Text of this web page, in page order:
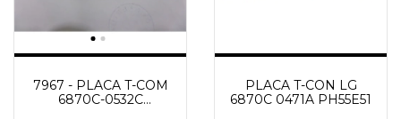
7967 - PLACA T-COM
6870C-0532C
PLACA T-CON LG
6870C 0471A PH55E51